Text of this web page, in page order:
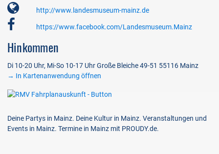
http://www.landesmuseum-mainz.de
https://www.facebook.com/Landesmuseum.Mainz
Hinkommen
Di 10-20 Uhr, Mi-So 10-17 Uhr Große Bleiche 49-51 55116 Mainz
→ In Kartenanwendung öffnen
Deine Partys in Mainz. Deine Kultur in Mainz. Veranstaltungen und
Events in Mainz. Termine in Mainz mit PROUDY.de.